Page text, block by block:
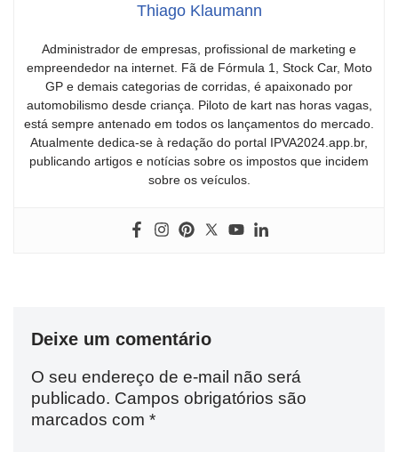
Thiago Klaumann
Administrador de empresas, profissional de marketing e
empreendedor na internet. Fã de Fórmula 1, Stock Car, Moto
GP e demais categorias de corridas, é apaixonado por
automobilismo desde criança. Piloto de kart nas horas vagas,
está sempre antenado em todos os lançamentos do mercado.
Atualmente dedica-se à redação do portal IPVA2024.app.br,
publicando artigos e notícias sobre os impostos que incidem
sobre os veículos.
Deixe um comentário
O seu endereço de e-mail não será
publicado. Campos obrigatórios são
marcados com *